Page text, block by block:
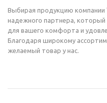
Выбирая продукцию
надежного партнера,
для вашего комфорта и
Благодаря широкому
желаемый товар у нас.